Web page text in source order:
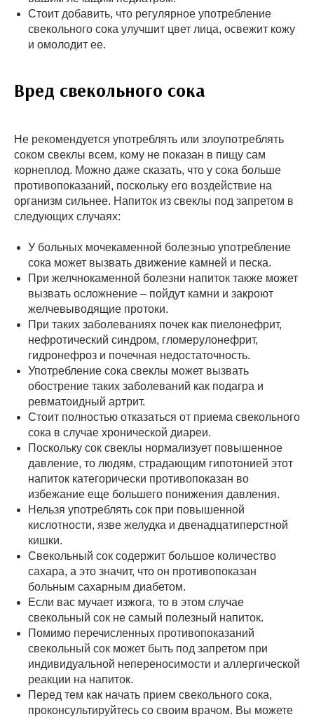
Стоит добавить, что регулярное употребление
свекольного сока улучшит цвет лица, освежит кожу
и омолодит ее.
Вред свекольного сока
Не рекомендуется употреблять или злоупотреблять
соком свеклы всем, кому не показан в пищу сам
корнеплод. Можно даже сказать, что у сока больше
противопоказаний, поскольку его воздействие на
организм сильнее. Напиток из свеклы под запретом в
следующих случаях:
У больных мочекаменной болезнью употребление
сока может вызвать движение камней и песка.
При желчнокаменной болезни напиток также может
вызвать осложнение – пойдут камни и закроют
желчевыводящие протоки.
При таких заболеваниях почек как пиелонефрит,
нефротический синдром, гломерулонефрит,
гидронефроз и почечная недостаточность.
Употребление сока свеклы может вызвать
обострение таких заболеваний как подагра и
ревматоидный артрит.
Стоит полностью отказаться от приема свекольного
сока в случае хронической диареи.
Поскольку сок свеклы нормализует повышенное
давление, то людям, страдающим гипотонией этот
напиток категорически противопоказан во
избежание еще большего понижения давления.
Нельзя употреблять сок при повышенной
кислотности, язве желудка и двенадцатиперстной
кишки.
Свекольный сок содержит большое количество
сахара, а это значит, что он противопоказан
больным сахарным диабетом.
Если вас мучает изжога, то в этом случае
свекольный сок не самый полезный напиток.
Помимо перечисленных противопоказаний
свекольный сок может быть под запретом при
индивидуальной непереносимости и аллергической
реакции на напиток.
Перед тем как начать прием свекольного сока,
проконсультируйтесь со своим врачом. Вы можете